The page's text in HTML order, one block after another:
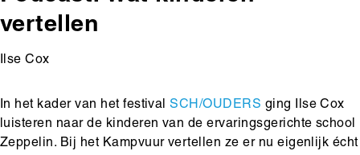
vertellen
Ilse Cox
Body
In het kader van het festivalSCH/OUDERS ging Ilse Cox
luisteren naar de kinderen van de ervaringsgerichte school
Zeppelin. Bij het Kampvuur vertellen ze er nu eigenlijk écht